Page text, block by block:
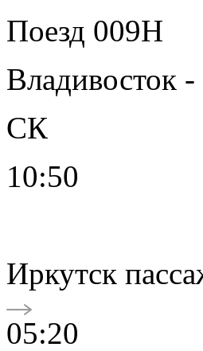
Поезд 009Н
Владивосток
СК
10:50
Иркутск
05:20